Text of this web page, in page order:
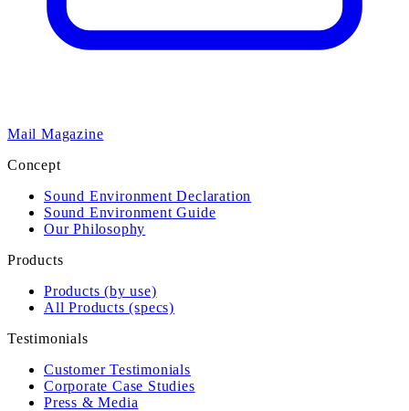
Mail Magazine
Concept
Sound Environment Declaration
Sound Environment Guide
Our Philosophy
Products
Products (by use)
All Products (specs)
Testimonials
Customer Testimonials
Corporate Case Studies
Press & Media